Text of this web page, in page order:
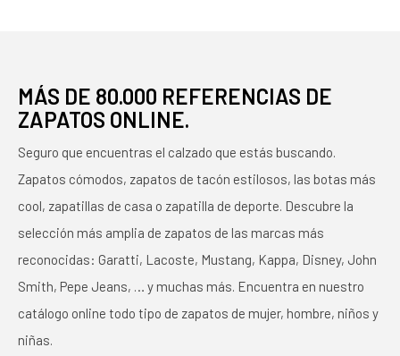
MÁS DE 80.000 REFERENCIAS DE
ZAPATOS ONLINE.
Seguro que encuentras el calzado que estás buscando.
Zapatos cómodos, zapatos de tacón estilosos, las botas más
cool, zapatillas de casa o zapatilla de deporte. Descubre la
selección más amplia de zapatos de las marcas más
reconocidas: Garatti, Lacoste, Mustang, Kappa, Disney, John
Smith, Pepe Jeans, … y muchas más. Encuentra en nuestro
catálogo online todo tipo de zapatos de mujer, hombre, niños y
niñas.